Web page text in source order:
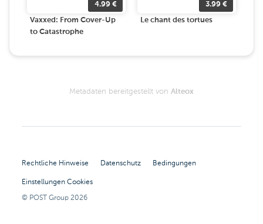
4.99 €
Vaxxed: From Cover-Up
to Catastrophe
3.99 €
Le chant des tortues
Metadaten bereitgestellt von Alteox
Rechtliche Hinweise Datenschutz Bedingungen
Einstellungen Cookies
© POST Group2026